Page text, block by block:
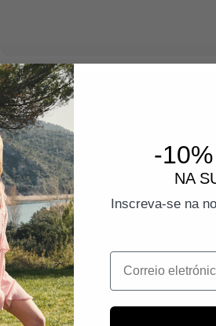
-
NA
Inscreva-se na
Correio eletrónico